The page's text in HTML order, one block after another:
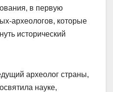
в первую
археологов, которые
исторический
археолог страны,
науке,